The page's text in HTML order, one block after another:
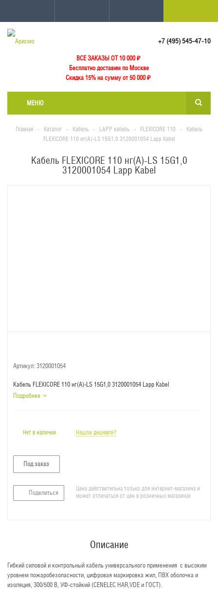
+7 (495) 545-47-10
ВСЕ ЗАКАЗЫ ОТ 10 000₽
Бесплатно доставим по Москве
Скидка 15% на сумму от 50 000 ₽
МЕНЮ
Главная - Каталог - Кабель - LAPP кабель - FLEXICORE 110 -
Кабель
FLEXICORE 110 нг(А)-LS 15G1,0 3120001054 Lapp Kabel
Кабель FLEXICORE 110 нг(А)-LS 15G1,0
3120001054 Lapp Kabel
Артикул: 3120001054
Кабель FLEXICORE 110 нг(А)-LS 15G1,0 3120001054 Lapp Kabel
Подробнее
Нет в наличии Нашли дешевле?
Под заказ
Поделиться
Цена действительна только для интернет-магазина и
может отличаться от цен в розничных магазинах
Описание
Гибкий силовой и контрольный кабель универсального применения с высоким
уровнем пожаробезопасности, цифровая маркировка жил, ПВХ оболочка и
изоляция, 300/500 В, УФ-стойкий (CENELEC HAR,VDE и ГОСТ).